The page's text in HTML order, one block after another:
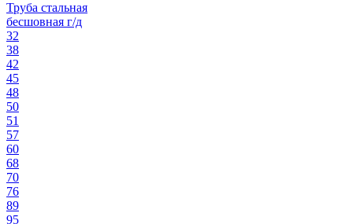
Труба стальная
бесшовная г/д
32
38
42
45
48
50
51
57
60
68
70
76
89
95